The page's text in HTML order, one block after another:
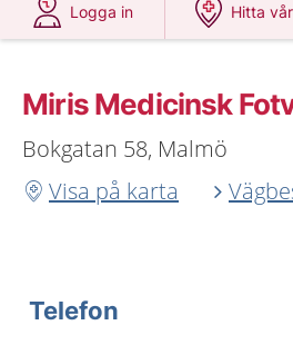
Logga in
Hitta
Miris Medicinsk
Bokgatan 58, Malmö
Visa på karta
Telefon